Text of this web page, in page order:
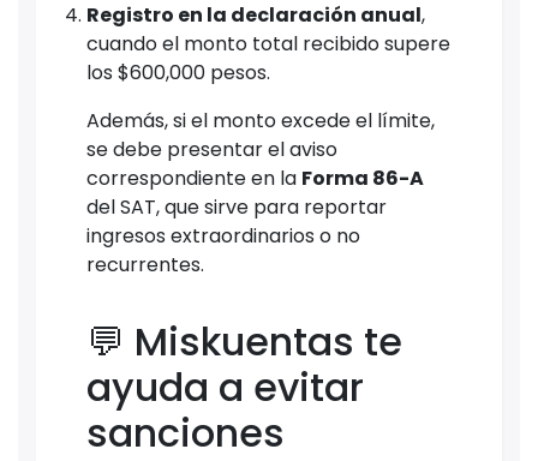
Registro en la declaración anual,
cuando el monto total recibido supere
los $600,000 pesos.
Además, si el monto excede el límite,
se debe presentar el aviso
correspondiente en la Forma 86-A
del SAT, que sirve para reportar
ingresos extraordinarios o no
recurrentes.
💬 Miskuentas te
ayuda a evitar
sanciones